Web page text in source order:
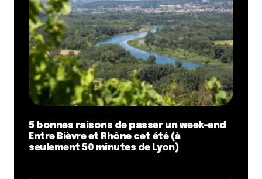
5 bonnes raisons de passer un week-end
Entre Bièvre et Rhône cet été (à
seulement 50 minutes de Lyon)